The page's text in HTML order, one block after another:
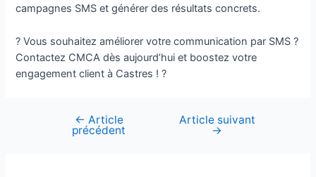
campagnes SMS et générer des résultats concrets.
? Vous souhaitez améliorer votre communication par SMS ?
Contactez CMCA dès aujourd’hui et boostez votre
engagement client à Castres ! ?
Navigation
← Article
précédent
Article suivant
→